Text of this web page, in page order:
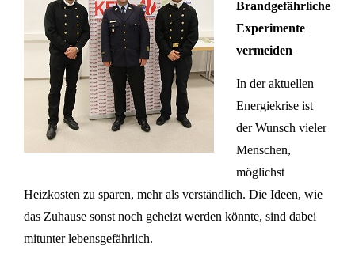
Brandgefährliche
Experimente
vermeiden
In der aktuellen
Energiekrise ist
der Wunsch vieler
Menschen,
möglichst
Heizkosten zu sparen, mehr als verständlich. Die Ideen, wie
das Zuhause sonst noch geheizt werden könnte, sind dabei
mitunter lebensgefährlich.